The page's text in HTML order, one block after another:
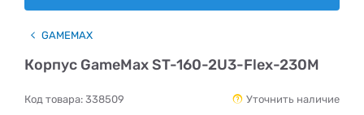
GAMEMAX
Корпус GameMax ST-160-2U3-Flex-230M
Код товара: 338509 Уточнить наличие